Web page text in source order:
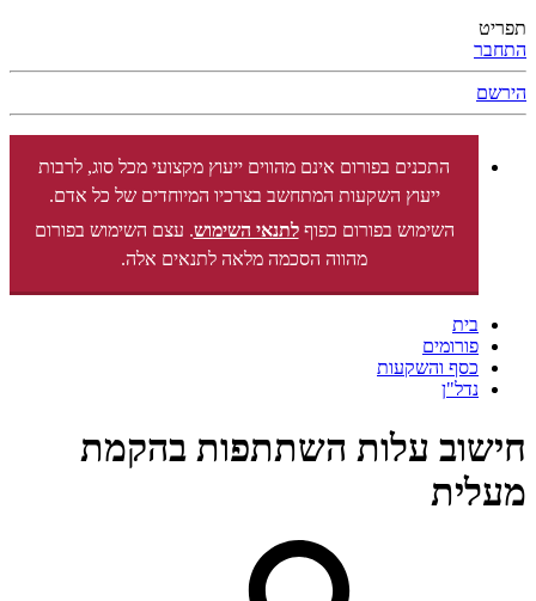
תפריט
התחבר
הירשם
התכנים בפורום אינם מהווים ייעוץ מקצועי מכל סוג, לרבות
ייעוץ השקעות המתחשב בצרכיו המיוחדים של כל אדם.
השימוש בפורום כפוףלתנאי השימוש. עצם השימוש בפורום
מהווה הסכמה מלאה לתנאים אלה.
בית
פורומים
כסף והשקעות
נדל"ן
חישוב עלות השתתפות בהקמת
מעלית